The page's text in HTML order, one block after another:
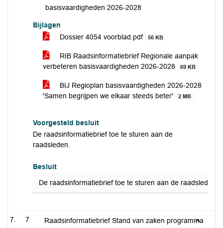
basisvaardigheden 2026-2028
Bijlagen
Dossier 4054 voorblad.pdf
56 KB
RIB Raadsinformatiebrief Regionale aanpak
verbeteren basisvaardigheden 2026-2028
69 KB
BIJ Regioplan basisvaardigheden 2026-2028
'Samen begrijpen we elkaar steeds beter'
2 MB
Voorgesteld besluit
De raadsinformatiebrief toe te sturen aan de
raadsleden.
Besluit
De raadsinformatiebrief toe te sturen aan de raadsleden.
7
Raadsinformatiebrief Stand van zaken programma